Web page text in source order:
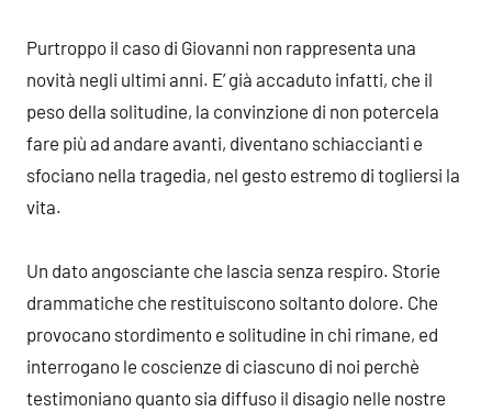
Purtroppo il caso di Giovanni non rappresenta una
novità negli ultimi anni. E’ già accaduto infatti, che il
peso della solitudine, la convinzione di non potercela
fare più ad andare avanti, diventano schiaccianti e
sfociano nella tragedia, nel gesto estremo di togliersi la
vita.
Un dato angosciante che lascia senza respiro. Storie
drammatiche che restituiscono soltanto dolore. Che
provocano stordimento e solitudine in chi rimane, ed
interrogano le coscienze di ciascuno di noi perchè
testimoniano quanto sia diffuso il disagio nelle nostre